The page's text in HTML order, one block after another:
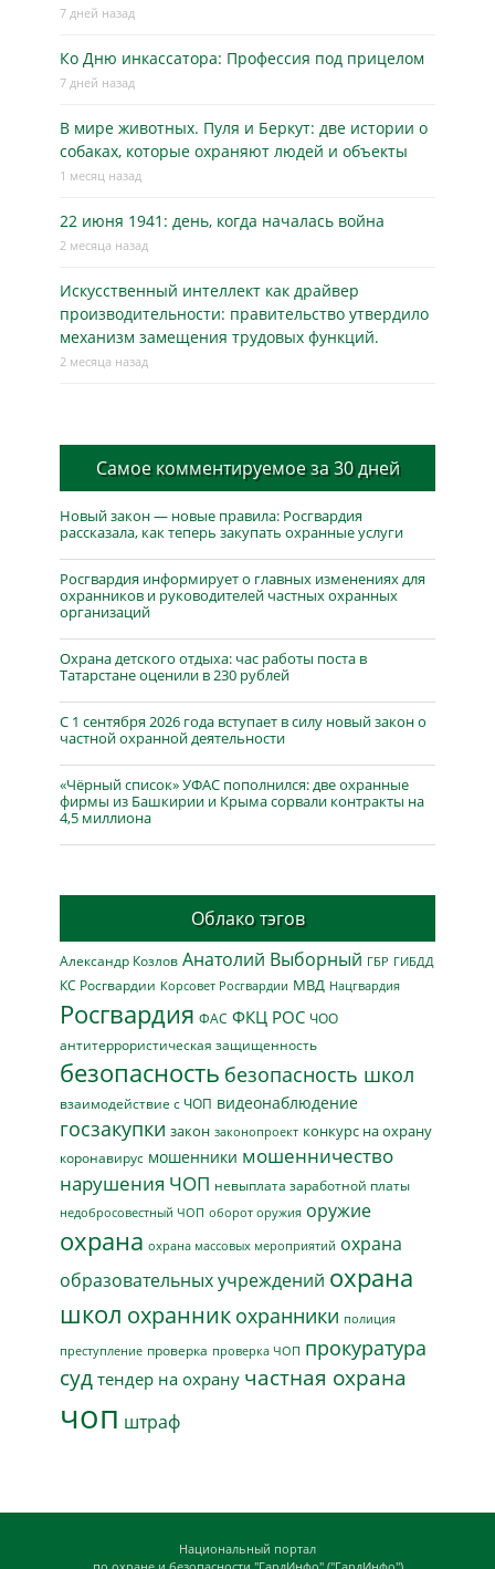
7 дней назад
Ко Дню инкассатора: Профессия под прицелом
7 дней назад
В мире животных. Пуля и Беркут: две истории о
собаках, которые охраняют людей и объекты
1 месяц назад
22 июня 1941: день, когда началась война
2 месяца назад
Искусственный интеллект как драйвер
производительности: правительство утвердило
механизм замещения трудовых функций.
2 месяца назад
Самое комментируемое за 30 дней
Новый закон — новые правила: Росгвардия
рассказала, как теперь закупать охранные услуги
Росгвардия информирует о главных изменениях для
охранников и руководителей частных охранных
организаций
Охрана детского отдыха: час работы поста в
Татарстане оценили в 230 рублей
С 1 сентября 2026 года вступает в силу новый закон о
частной охранной деятельности
«Чёрный список» УФАС пополнился: две охранные
фирмы из Башкирии и Крыма сорвали контракты на
4,5 миллиона
Облако тэгов
Александр Козлов Анатолий Выборный ГБР ГИБДД
КС Росгвардии Корсовет Росгвардии МВД Нацгвардия
Росгвардия ФАС ФКЦ РОС ЧОО
антитеррористическая защищенность
безопасность безопасность школ
взаимодействие с ЧОП видеонаблюдение
госзакупки закон законопроект конкурс на охрану
коронавирус мошенники мошенничество
нарушения ЧОП невыплата заработной платы
недобросовестный ЧОП оборот оружия оружие
охрана охрана массовых мероприятий охрана
образовательных учреждений охрана
школ охранник охранники полиция
преступление проверка проверка ЧОП прокуратура
суд тендер на охрану частная охрана
чоп штраф
Национальный портал